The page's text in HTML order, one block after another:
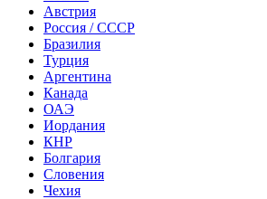
Австрия
Россия / СССР
Бразилия
Турция
Аргентина
Канада
ОАЭ
Иордания
КНР
Болгария
Словения
Чехия